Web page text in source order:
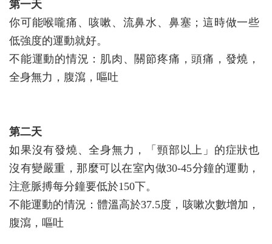
第一天
你可能喉嚨痛、咳嗽、流鼻水、鼻塞；這時做一些
低強度的運動就好。
不能運動的情況：肌肉、關節疼痛，頭痛，發燒，
全身無力，腹瀉，嘔吐
第二天
如果沒有發燒、全身無力，「頸部以上」的症狀也
沒有變嚴重，那麼可以在室內做30-45分鐘的運動，
注意脈搏每分鐘要低於150下。
不能運動的情況：體溫高於37.5度，咳嗽次數增加，
腹瀉，嘔吐